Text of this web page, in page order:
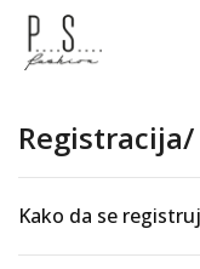
Kako da se